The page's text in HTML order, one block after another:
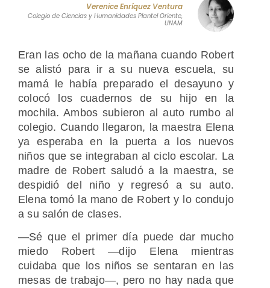
Verenice Enríquez Ventura
Colegio de Ciencias y Humanidades Plantel Oriente,
UNAM
Eran las ocho de la mañana cuando Robert
se alistó para ir a su nueva escuela, su
mamá le había preparado el desayuno y
colocó los cuadernos de su hijo en la
mochila. Ambos subieron al auto rumbo al
colegio. Cuando llegaron, la maestra Elena
ya esperaba en la puerta a los nuevos
niños que se integraban al ciclo escolar. La
madre de Robert saludó a la maestra, se
despidió del niño y regresó a su auto.
Elena tomó la mano de Robert y lo condujo
a su salón de clases.
―Sé que el primer día puede dar mucho
miedo Robert ―dijo Elena mientras
cuidaba que los niños se sentaran en las
mesas de trabajo―, pero no hay nada que